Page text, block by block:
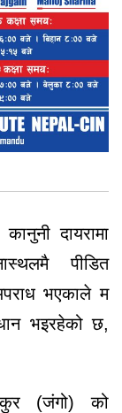
दायरामा
पीडित
भएकाले म
भइरहेको छ,
कुकुर (जंगो) को